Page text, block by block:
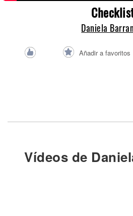
Daniela
Añadir a favoritos
Vídeos de